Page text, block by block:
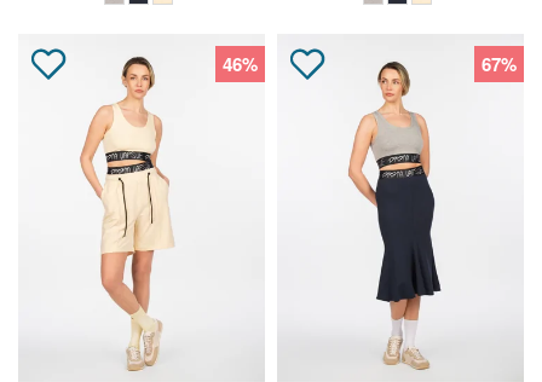
46% 67%